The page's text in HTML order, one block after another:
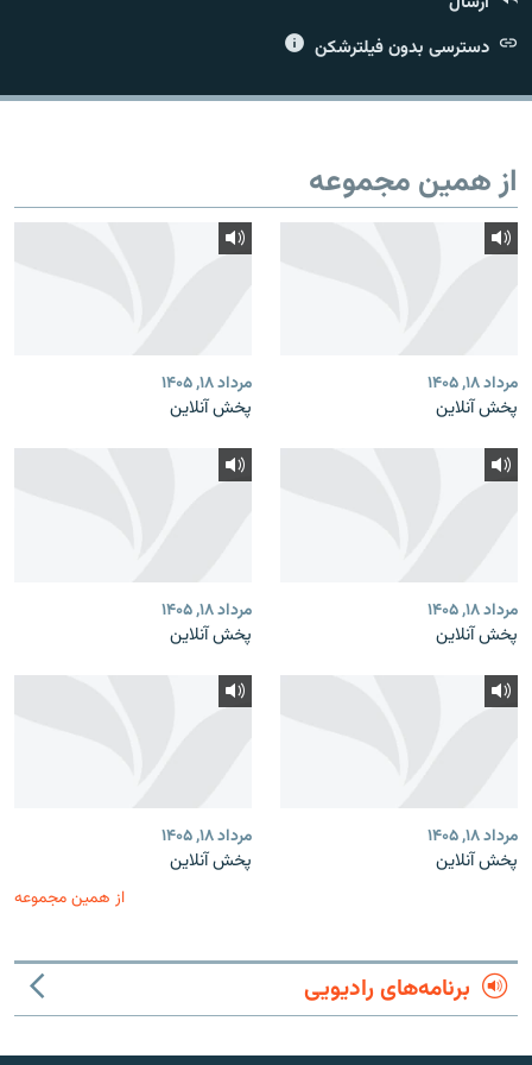
دسترسی بدون فیلترشکن
از همین مجموعه
مرداد ۱۸, ۱۴۰۵
پخش آنلاین
مرداد ۱۸, ۱۴۰۵
پخش آنلاین
مرداد ۱۸, ۱۴۰۵
پخش آنلاین
مرداد ۱۸, ۱۴۰۵
پخش آنلاین
مرداد ۱۸, ۱۴۰۵
پخش آنلاین
مرداد ۱۸, ۱۴۰۵
پخش آنلاین
از همین مجموعه
برنامه‌های رادیویی